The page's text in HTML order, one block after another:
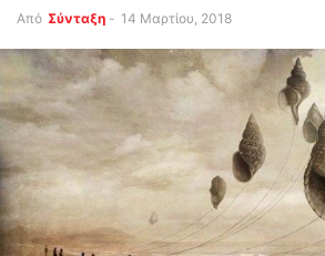
Από Σύνταξη - 14 Μαρτίου, 2018